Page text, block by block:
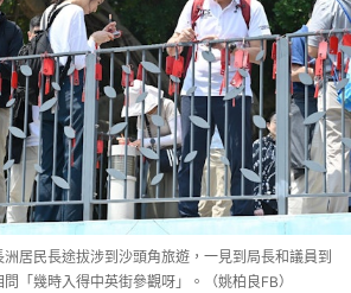
居民長途拔涉到沙頭角旅遊，一見到局長和議員到
「幾時入得中英街參觀呀」。（姚柏良FB）